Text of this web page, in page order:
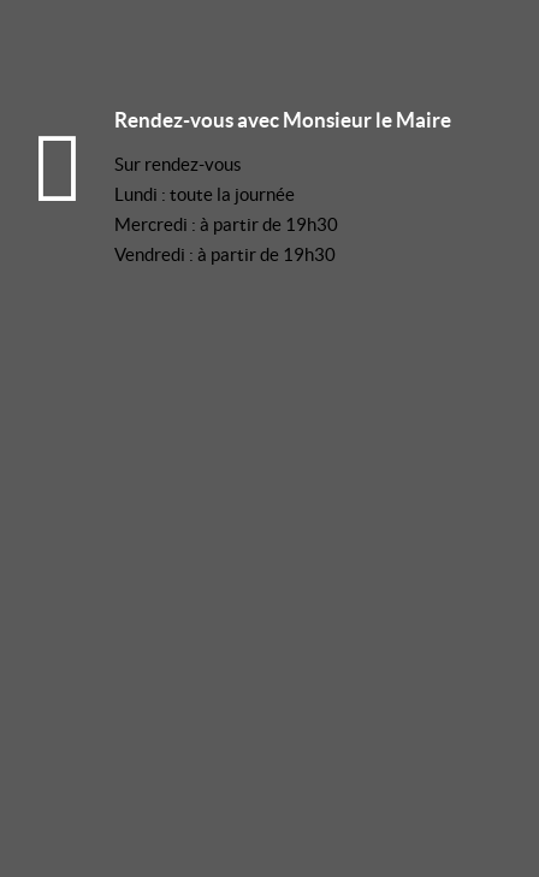
Rendez-vous avec Monsieur le Maire
Sur rendez-vous
Lundi : toute la journée
Mercredi : à partir de 19h30
Vendredi : à partir de 19h30